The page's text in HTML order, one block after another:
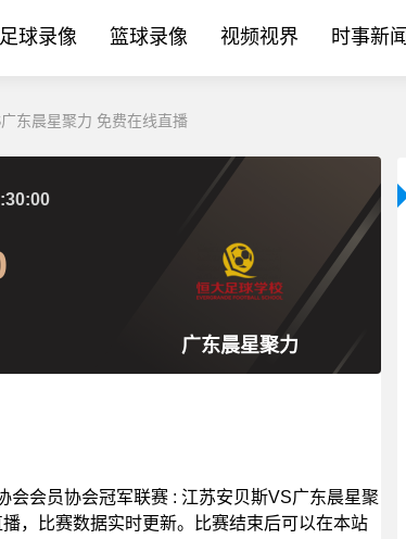
足球录像 篮球录像 视频视界 时事新闻
东晨星聚力 免费在线直播
广东晨星聚力
会员协会冠军联赛 : 江苏安贝斯VS广东晨星聚
，比赛数据实时更新。比赛结束后可以在本站